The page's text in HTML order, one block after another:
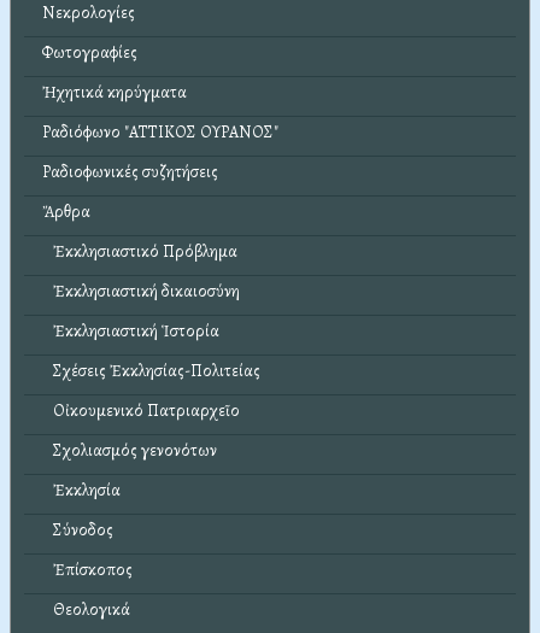
Νεκρολογίες
Φωτογραφίες
Ἠχητικά κηρύγματα
Ραδιόφωνο "ΑΤΤΙΚΟΣ ΟΥΡΑΝΟΣ"
Ραδιοφωνικές συζητήσεις
Ἄρθρα
Ἐκκλησιαστικό Πρόβλημα
Ἐκκλησιαστική δικαιοσύνη
Ἐκκλησιαστική Ἱστορία
Σχέσεις Ἐκκλησίας-Πολιτείας
Οἰκουμενικό Πατριαρχεῖο
Σχολιασμός γενονότων
Ἐκκλησία
Σύνοδος
Ἐπίσκοπος
Θεολογικά